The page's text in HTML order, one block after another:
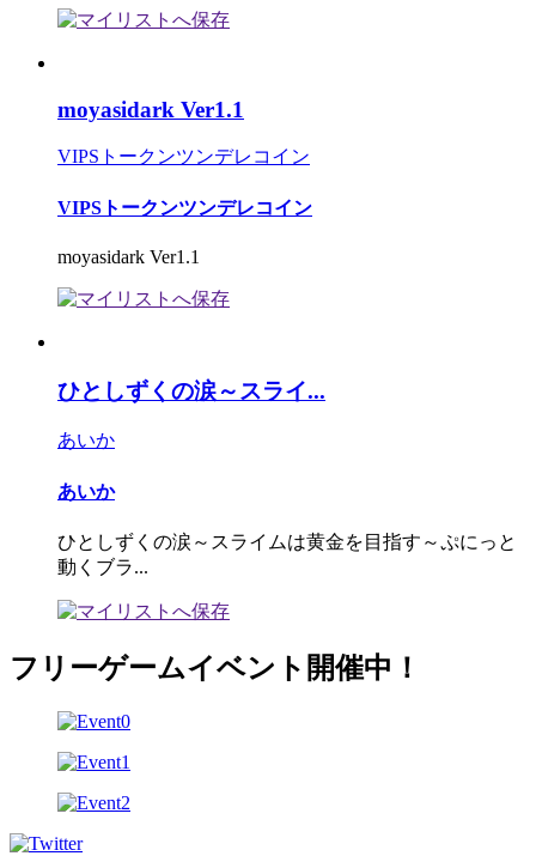
moyasidark Ver1.1
VIPSトークンツンデレコイン
VIPSトークンツンデレコイン
moyasidark Ver1.1
ひとしずくの涙～スライ...
あいか
あいか
ひとしずくの涙～スライムは黄金を目指す～ぷにっと
動くブラ...
フリーゲームイベント開催中！